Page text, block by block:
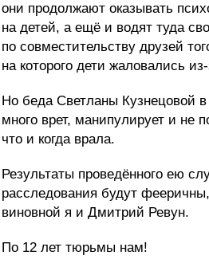
они продолжают оказывать
на детей, а ещё и водят туда
по совместительству друзей
на которого дети жаловались
Но беда Светланы Кузнецовой
много врет, манипулирует и не
что и когда врала.
Результаты проведённого ею
расследования будут
виновной я и Дмитрий Ревун.
По 12 лет тюрьмы нам!